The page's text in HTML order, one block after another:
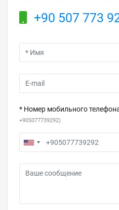
+90 507 773
* Номер мобильного
+905077739292)